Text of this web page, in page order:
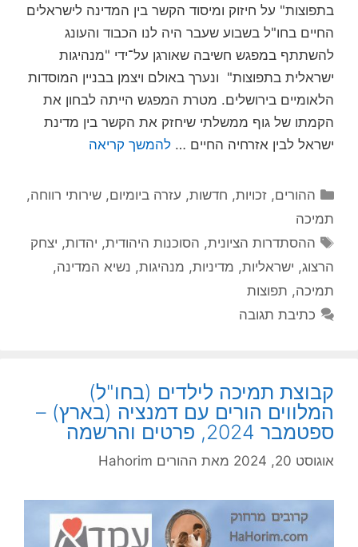
בתפוצות" על חיזוק ומיסוד הקשר בין המדינה לישראלים
החיים בחו"ל בשבוע שעבר היה לנו הכבוד והעונג
להשתתף במפגש חשיבה שאורגן על־ידי "מנהיגות
ישראלית בתפוצות" ונערך באולם ויצמן בבניין המוסדות
הלאומיים בירושלים. מטרת המפגש הייתה לבחון את
הקמתו של גוף ממשלתי שיחזק את הקשר בין מדינת
ישראל לבין אזרחיה החיים … להמשך קריאה
קטגוריות
ההורים,זכויות, חדשות, עזרה ביומיום,שירותי רווחה,
תמיכה
תגיות
ההסתדרות הציונית, הסוכנות היהודית, יהדות, יצחק
הרצוג, ישראליות, מדיניות, מנהיגות, נשיא המדינה,
תמיכה, תפוצות
כתיבת תגובה
קבוצת תמיכה לילדים (בחו"ל)
המלווים הורים עם דמנציה (בארץ) –
ספטמבר 2024, פרטים והרשמה
אוגוסט 20, 2024 מאת ההורים Hahorim